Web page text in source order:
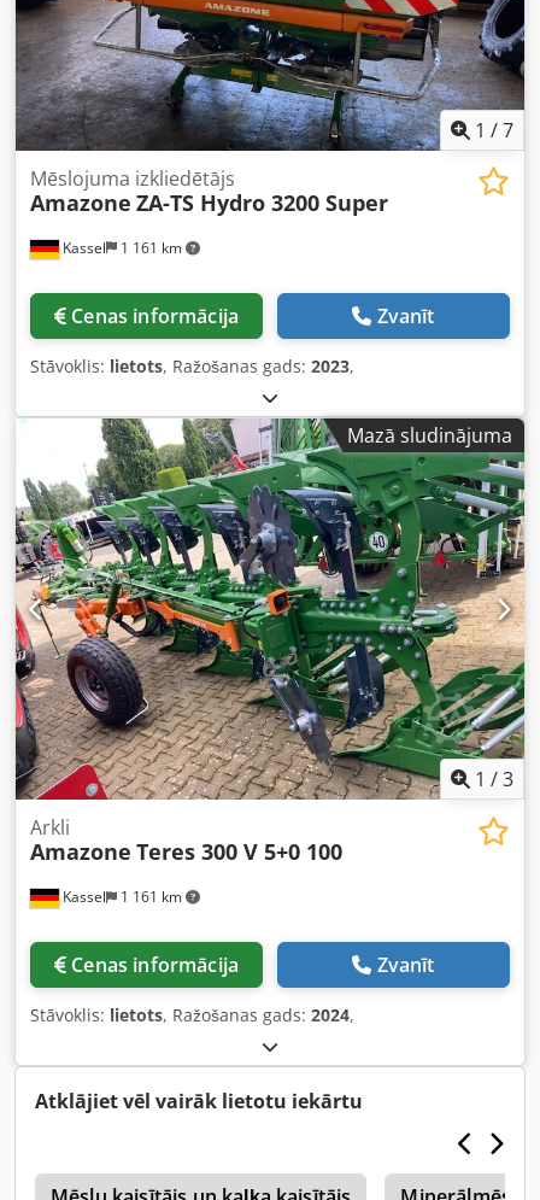
1 /7
Kassel 1 161 km
Mēslojuma izkliedētājs
Amazone ZA-TS Hydro 3200 Super
Cenas informācija Zvanīt
Stāvoklis: lietots, Ražošanas gads: 2023,
Mazā sludinājuma
1 /3
Kassel 1 161 km
Arkli
Amazone Teres 300 V 5+0 100
Cenas informācija Zvanīt
Stāvoklis: lietots, Ražošanas gads: 2024,
Atklājiet vēl vairāk lietotu iekārtu